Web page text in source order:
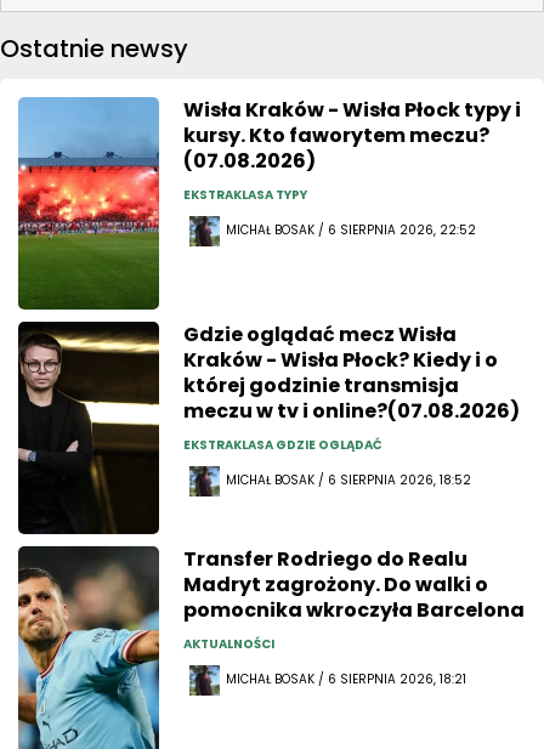
Ostatnie newsy
Wisła Kraków - Wisła Płock typy i
kursy. Kto faworytem meczu?
(07.08.2026)
EKSTRAKLASA TYPY
MICHAŁ BOSAK / 6 SIERPNIA 2026, 22:52
Gdzie oglądać mecz Wisła
Kraków - Wisła Płock? Kiedy i o
której godzinie transmisja
meczu w tv i online?(07.08.2026)
EKSTRAKLASA GDZIE OGLĄDAĆ
MICHAŁ BOSAK / 6 SIERPNIA 2026, 18:52
Transfer Rodriego do Realu
Madryt zagrożony. Do walki o
pomocnika wkroczyła Barcelona
AKTUALNOŚCI
MICHAŁ BOSAK / 6 SIERPNIA 2026, 18:21